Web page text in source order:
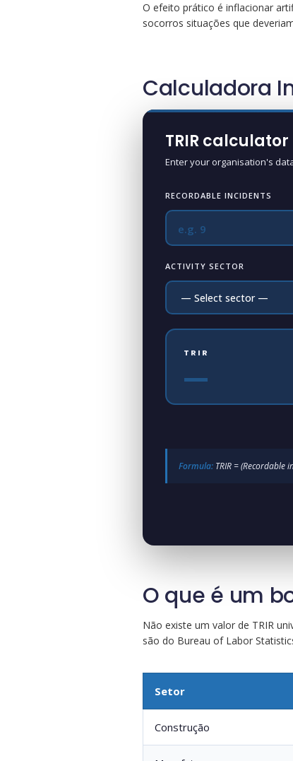
O efeito prático é inflacionar
socorros situações que
Calculadora
TRIR calculator
Enter your organisation's
RECORDABLE INCIDENTS
ACTIVITY SECTOR
TRIR
—
Formula: TRIR =
O que é um
Não existe um valor de TRIR
são do Bureau of Labor
Setor
Construção